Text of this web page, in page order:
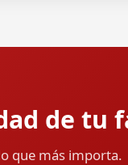
de tu
que más importa.